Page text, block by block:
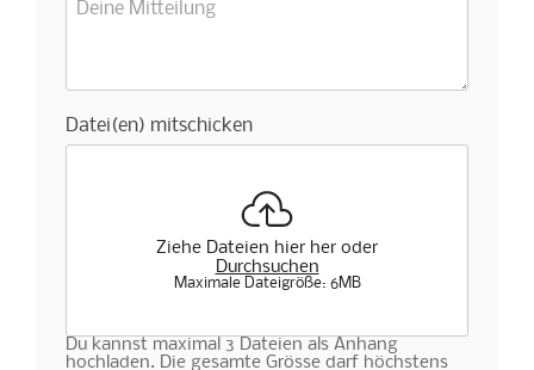
Datei(en) mitschicken
Ziehe Dateien hier her oder
Durchsuchen
Maximale Dateigröße: 6MB
Du kannst maximal 3 Dateien als Anhang
hochladen. Die gesamte Grösse darf höchstens